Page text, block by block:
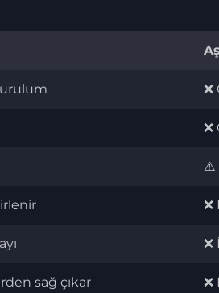
⚠️
sağ çıkar